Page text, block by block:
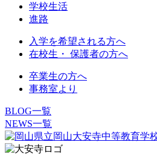
学校生活
進路
入学を希望される方へ
在校生・ 保護者の方へ
卒業生の方へ
事務室より
BLOG一覧
NEWS一覧